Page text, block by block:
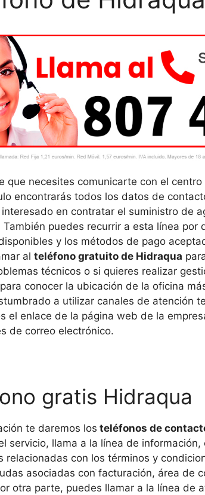
que necesites comunicarte con el
encontrarás todos los datos de
en contratar el suministro de
También puedes recurrir a esta línea
y los métodos de pago
al teléfono gratuito de Hidraqua
técnicos o si quieres realizar
conocer la ubicación de la oficina
a utilizar canales de atención
el enlace de la página web de la
de correo electrónico.
gratis Hidraqua
te daremos los teléfonos de
servicio, llama a la línea de
relacionadas con los términos y
asociadas con facturación, área de
otra parte, puedes llamar a la línea de